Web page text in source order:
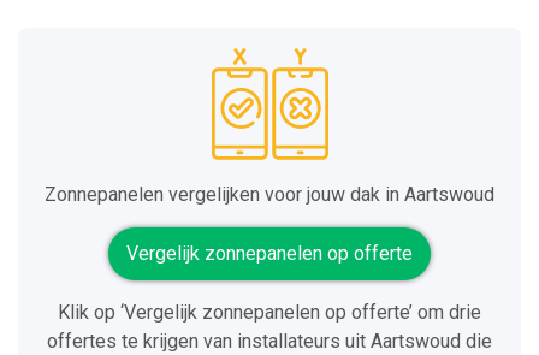
Zonnepanelen vergelijken voor jouw dak in Aartswoud
Vergelijk zonnepanelen op offerte
Klik op ‘Vergelijk zonnepanelen op offerte’ om drie
offertes te krijgen van installateurs uit Aartswoud die